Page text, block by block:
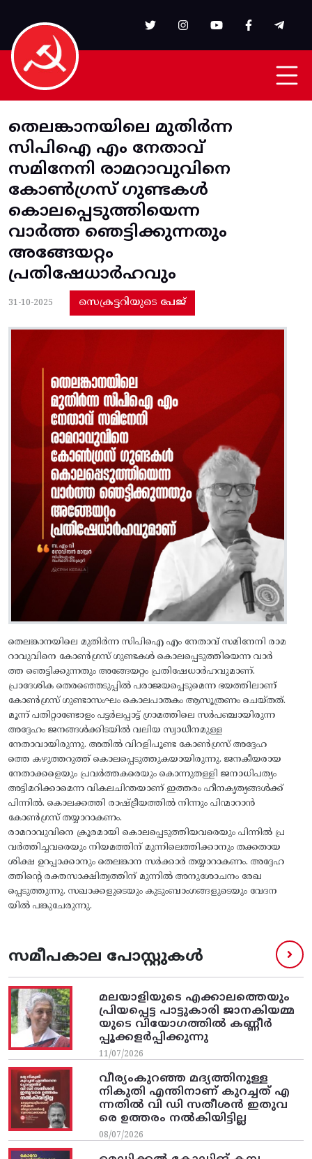
തെലങ്കാനയിലെ മുതിർന്ന
സിപിഐ എം നേതാവ്
സമിനേനി രാമറാവുവിനെ
കോൺഗ്രസ് ഗുണ്ടകൾ
കൊലപ്പെടുത്തിയെന്ന
വാർത്ത ഞെട്ടിക്കുന്നതും
അങ്ങേയറ്റം
പ്രതിഷേധാർഹവും
31-10-2025 സെക്രട്ടറിയുടെ പേജ്
തെലങ്കാനയിലെ മുതിർന്ന സിപിഐ എം നേതാവ് സമിനേനി രാമ
റാവുവിനെ കോൺഗ്രസ് ഗുണ്ടകൾ കൊലപ്പെടുത്തിയെന്ന വാർ
ത്ത ഞെട്ടിക്കുന്നതും അങ്ങേയറ്റം പ്രതിഷേധാർഹവുമാണ്.
പ്രാദേശിക തെരഞ്ഞെടുപ്പിൽ പരാജയപ്പെടുമെന്ന ഭയത്തിലാണ്
കോൺഗ്രസ് ഗുണ്ടാസംഘം കൊലപാതകം ആസൂത്രണം ചെയ്തത്.
മൂന്ന് പതിറ്റാണ്ടോളം പട്ടർലപ്പാട്ട് ഗ്രാമത്തിലെ സർപഞ്ചായിരുന്ന
അദ്ദേഹം ജനങ്ങൾക്കിടയിൽ വലിയ സ്വാധീനമുള്ള
നേതാവായിരുന്നു. അതിൽ വിറളിപൂണ്ട കോൺഗ്രസ് അദ്ദേഹ
ത്തെ കഴുത്തറുത്ത് കൊലപ്പെടുത്തുകയായിരുന്നു. ജനകീയരായ
നേതാക്കളെയും പ്രവർത്തകരെയും കൊന്നുതള്ളി ജനാധിപത്യം
അട്ടിമറിക്കാമെന്ന വികലചിന്തയാണ് ഇത്തരം ഹീനകൃത്യങ്ങൾക്ക്
പിന്നിൽ. കൊലക്കത്തി രാഷ്ട്രീയത്തിൽ നിന്നും പിന്മാറാൻ
കോൺഗ്രസ് തയ്യാറാകണം.
രാമറാവുവിനെ ക്രൂരമായി കൊലപ്പെടുത്തിയവരെയും പിന്നിൽ പ്ര
വർത്തിച്ചവരെയും നിയമത്തിന് മുന്നിലെത്തിക്കാനും തക്കതായ
ശിക്ഷ ഉറപ്പാക്കാനും തെലങ്കാന സർക്കാർ തയ്യാറാകണം. അദ്ദേഹ
ത്തിന്റെ രക്തസാക്ഷിത്വത്തിന് മുന്നിൽ അനുശോചനം രേഖ
പ്പെടുത്തുന്നു. സഖാക്കളുടെയും കുടുംബാംഗങ്ങളുടെയും വേദന
യിൽ പങ്കുചേരുന്നു.
സമീപകാല പോസ്റ്റുകൾ
മലയാളിയുടെ എക്കാലത്തെയും
പ്രിയപ്പെട്ട പാട്ടുകാരി ജാനകിയമ്മ
യുടെ വിയോഗത്തിൽ കണ്ണീർ
പ്പൂക്കളർപ്പിക്കുന്നു
11/07/2026
വീര്യംകുറഞ്ഞ മദ്യത്തിനുള്ള
നികുതി എന്തിനാണ് കുറച്ചത് എ
ന്നതിൽ വി ഡി സതീശൻ ഇതുവ
രെ ഉത്തരം നൽകിയിട്ടില്ല
08/07/2026